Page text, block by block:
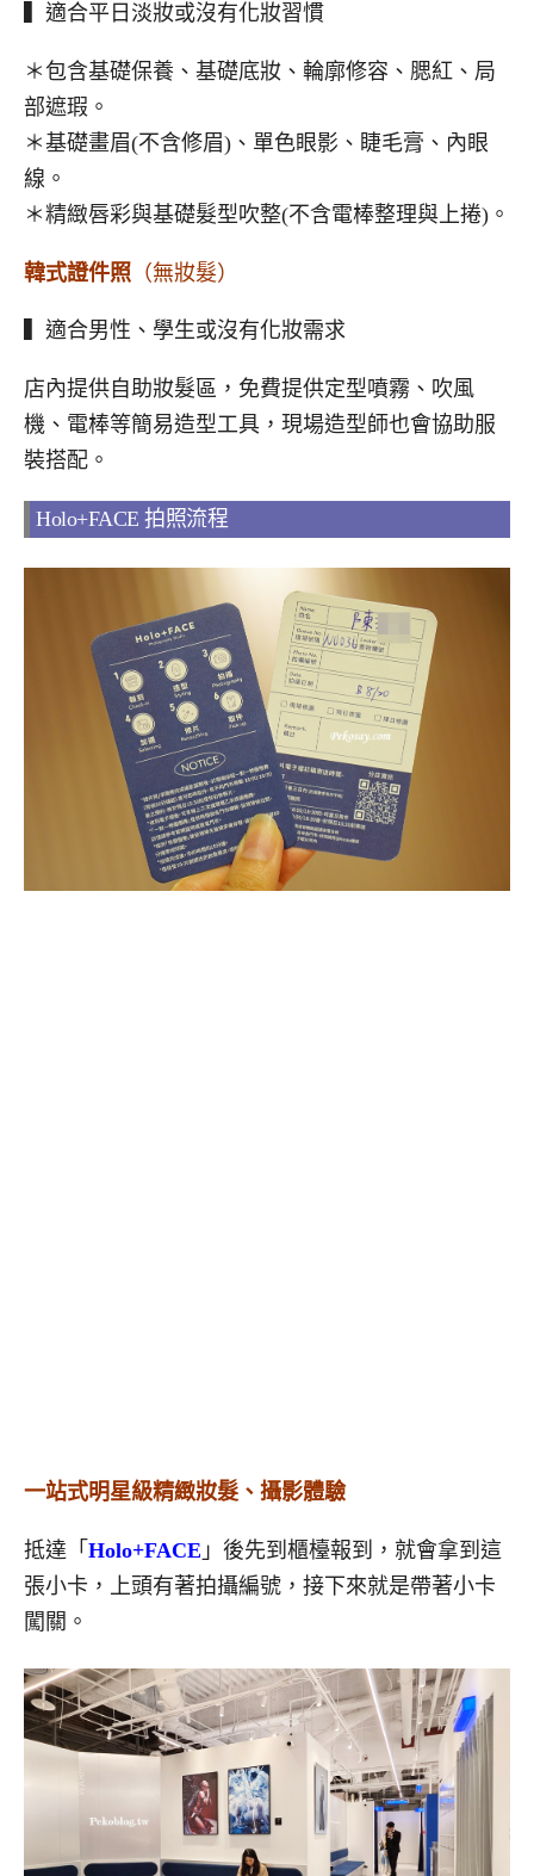
▍適合平日淡妝或沒有化妝習慣
＊包含基礎保養、基礎底妝、輪廓修容、腮紅、局
部遮瑕。
＊基礎畫眉(不含修眉)、單色眼影、睫毛膏、內眼
線。
＊精緻唇彩與基礎髮型吹整(不含電棒整理與上捲)。
韓式證件照 （無妝髮）
▍適合男性、學生或沒有化妝需求
店內提供自助妝髮區，免費提供定型噴霧、吹風
機、電棒等簡易造型工具，現場造型師也會協助服
裝搭配。
Holo+FACE 拍照流程
一站式明星級精緻妝髮、攝影體驗
抵達「 Holo+FACE 」後先到櫃檯報到，就會拿到這
張小卡，上頭有著拍攝編號，接下來就是帶著小卡
闖關。